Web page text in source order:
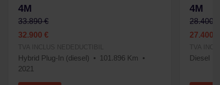
4M
33.890 €
32.900 €
TVA INCLUS NEDEDUCTIBIL
Hybrid Plug-In (diesel)
101.896 Km
2021
4M
28.400 €
27.400 €
TVA
Diesel